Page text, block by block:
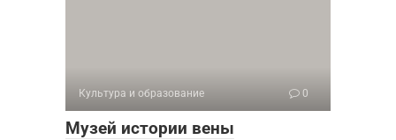
Культура и образование 0
Музей истории вены